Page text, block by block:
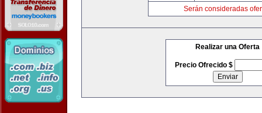
Serán consideradas
Realizar una Oferta
Precio Ofrecido $